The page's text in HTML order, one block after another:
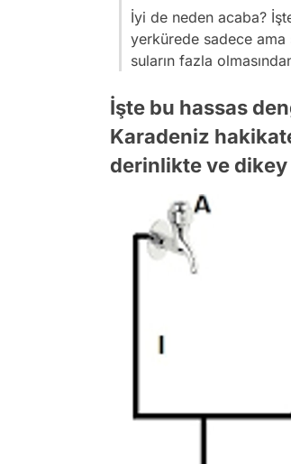
İyi de neden acaba?
yerkürede sadece
suların fazla
İşte bu hassas
Karadeniz
derinlikte ve dikey